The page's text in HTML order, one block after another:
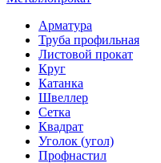
Арматура
Труба профильная
Листовой прокат
Круг
Катанка
Швеллер
Сетка
Квадрат
Уголок (угол)
Профнастил